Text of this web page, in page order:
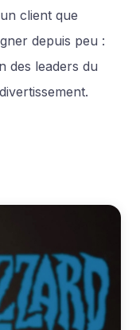
client que
depuis peu :
des leaders du